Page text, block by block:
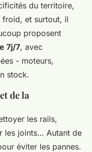
du territoire,
froid, et surtout, il
proposent
7j/7, avec
- moteurs,
stock.
de la
les rails,
les joints… Autant de
éviter les pannes.